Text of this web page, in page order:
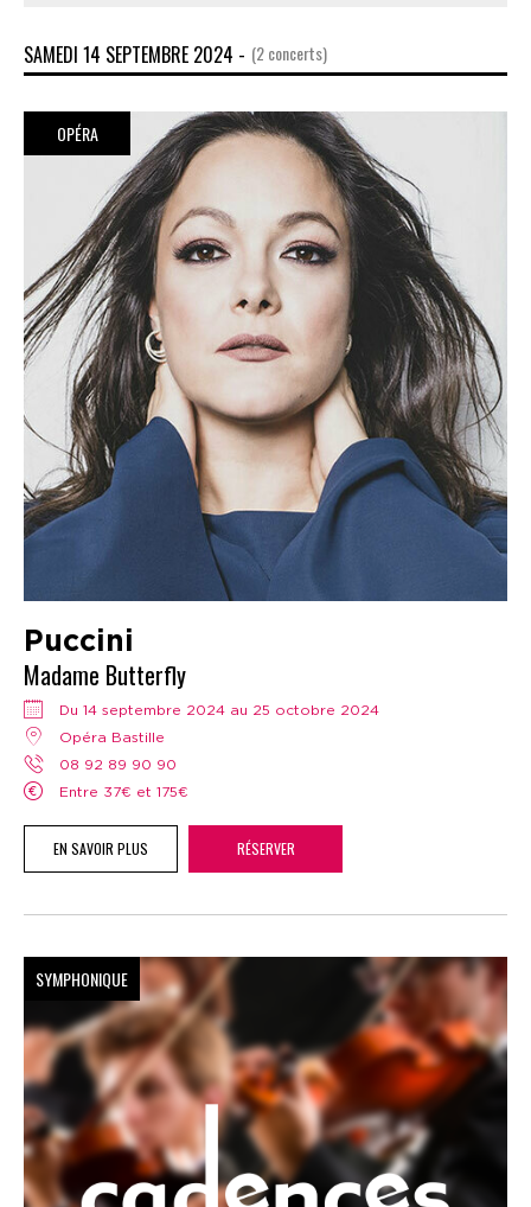
SAMEDI 14 SEPTEMBRE 2024 - (2 concerts)
OPÉRA
Puccini
Madame Butterfly
Du 14 septembre 2024 au 25 octobre 2024
Opéra Bastille
08 92 89 90 90
Entre 37€ et 175€
EN SAVOIR PLUS RÉSERVER
SYMPHONIQUE